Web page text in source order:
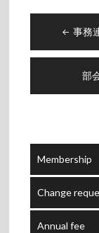
事務
部
Membership
Change
Annual fee